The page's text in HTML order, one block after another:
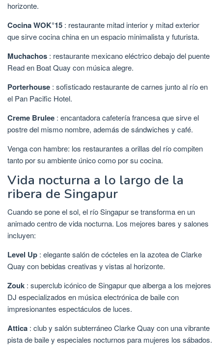
horizonte.
Cocina WOK°15 : restaurante mitad interior y mitad exterior
que sirve cocina china en un espacio minimalista y futurista.
Muchachos : restaurante mexicano eléctrico debajo del puente
Read en Boat Quay con música alegre.
Porterhouse : sofisticado restaurante de carnes junto al río en
el Pan Pacific Hotel.
Creme Brulee : encantadora cafetería francesa que sirve el
postre del mismo nombre, además de sándwiches y café.
Venga con hambre: los restaurantes a orillas del río compiten
tanto por su ambiente único como por su cocina.
Vida nocturna a lo largo de la
ribera de Singapur
Cuando se pone el sol, el río Singapur se transforma en un
animado centro de vida nocturna. Los mejores bares y salones
incluyen:
Level Up : elegante salón de cócteles en la azotea de Clarke
Quay con bebidas creativas y vistas al horizonte.
Zouk : superclub icónico de Singapur que alberga a los mejores
DJ especializados en música electrónica de baile con
impresionantes espectáculos de luces.
Attica : club y salón subterráneo Clarke Quay con una vibrante
pista de baile y especiales nocturnos para mujeres los sábados.